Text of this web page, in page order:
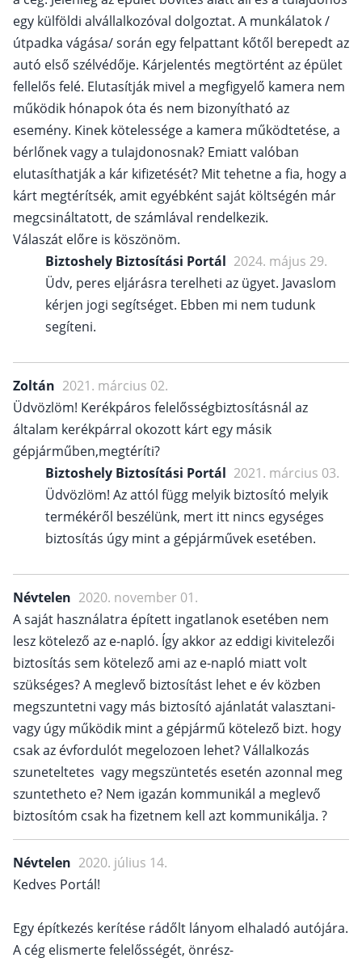
egy külföldi alvállalkozóval dolgoztat. A munkálatok /
útpadka vágása/ során egy felpattant kőtől berepedt az
autó első szélvédője. Kárjelentés megtörtént az épület
fellelős felé. Elutasítják mivel a megfigyelő kamera nem
működik hónapok óta és nem bizonyítható az
esemény. Kinek kötelessége a kamera működtetése, a
bérlőnek vagy a tulajdonosnak? Emiatt valóban
elutasíthatják a kár kifizetését? Mit tehetne a fia, hogy a
kárt megtérítsék, amit egyébként saját költségén már
megcsináltatott, de számlával rendelkezik.
Válaszát előre is köszönöm.
Biztoshely Biztosítási Portál 2024. május 29.
Üdv, peres eljárásra terelheti az ügyet. Javaslom
kérjen jogi segítséget. Ebben mi nem tudunk
segíteni.
Zoltán 2021. március 02.
Üdvözlöm! Kerékpáros felelősségbiztosításnál az
általam kerékpárral okozott kárt egy másik
gépjárműben,megtéríti?
Biztoshely Biztosítási Portál 2021. március 03.
Üdvözlöm! Az attól függ melyik biztosító melyik
termékéről beszélünk, mert itt nincs egységes
biztosítás úgy mint a gépjárművek esetében.
Névtelen 2020. november 01.
A saját használatra épített ingatlanok esetében nem
lesz kötelező az e-napló. Így akkor az eddigi kivitelezői
biztosítás sem kötelező ami az e-napló miatt volt
szükséges? A meglevő biztosítást lehet e év közben
megszuntetni vagy más biztosító ajánlatát valasztani-
vagy úgy működik mint a gépjármű kötelező bizt. hogy
csak az évfordulót megelozoen lehet? Vállalkozás
szuneteltetes vagy megszüntetés esetén azonnal meg
szuntetheto e? Nem igazán kommunikál a meglevő
biztosítóm csak ha fizetnem kell azt kommunikálja. ?
Névtelen 2020. július 14.
Kedves Portál!
Egy építkezés kerítése rádőlt lányom elhaladó autójára.
A cég elismerte felelősségét, önrész-